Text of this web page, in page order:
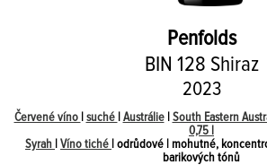
Penfolds
BIN 128 Shiraz
2023
Červené víno suché Austrálie| South Eastern
0,75 l
Syrah
Víno tiché
| odrůdové | mohutné,
barikových tónů